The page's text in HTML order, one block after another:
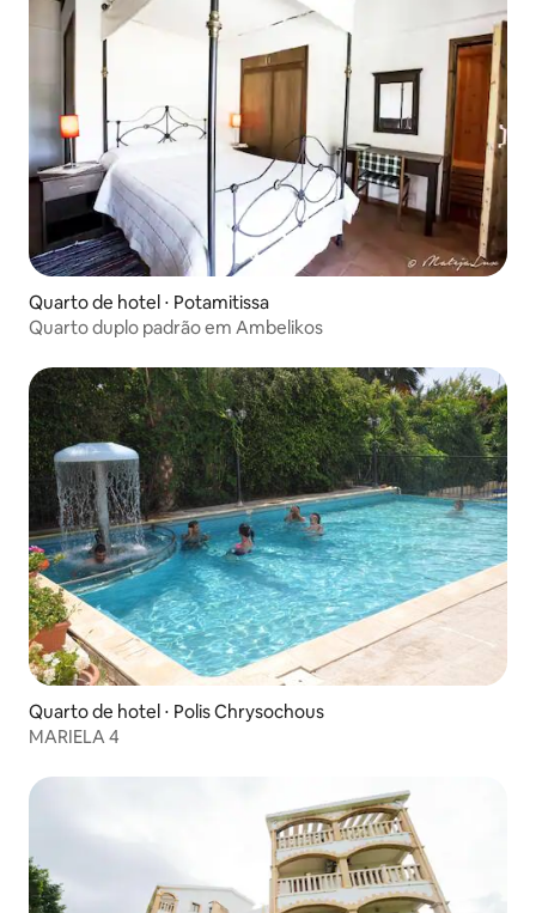
Quarto de hotel ⋅ Potamitissa
Quarto duplo padrão em Ambelikos
Quarto de hotel ⋅ Polis Chrysochous
MARIELA 4